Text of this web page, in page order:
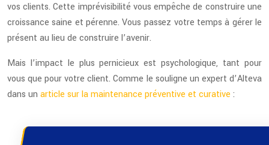
vos clients. Cette imprévisibilité vous empêche de construire une
croissance saine et pérenne. Vous passez votre temps à gérer le
présent au lieu de construire l’avenir.
Mais l’impact le plus pernicieux est psychologique, tant pour
vous que pour votre client. Comme le souligne un expert d’Alteva
dans un article sur la maintenance préventive et curative :